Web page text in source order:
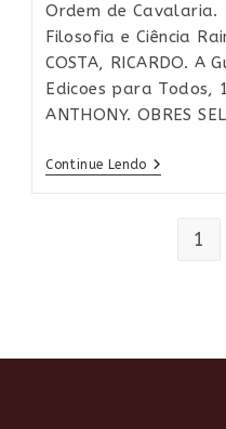
Ordem de
Filosofia e Ciência
COSTA, RICARDO. A
Edicoes para Todos,
ANTHONY. OBRES
Continue LendoO
Livro
1